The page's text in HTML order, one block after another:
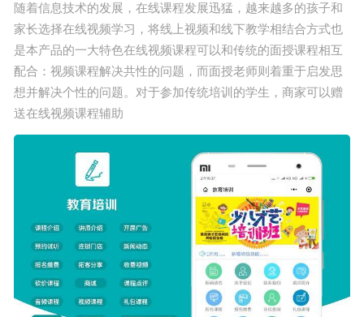
网页特效
正版源码
站长学院
联系我们
随着信息技术的发展，在线课程发展迅猛，越来越多的孩子和
家长选择在线视频学习，将线上视频和线下教学相结合方式也
是本产品的一大特色在线视频课程可以和传统的面授课程相互
配合：视频课程解决共性的问题，而面授老师则着重于启发思
想并解决个性的问题。对于参加传统培训 的学生，商家可以赠
送在线视频课程辅助